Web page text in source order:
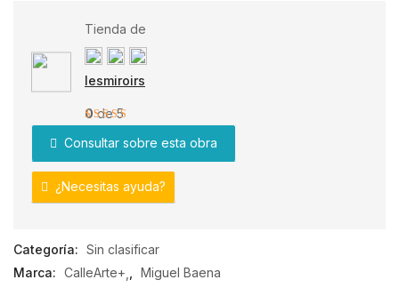
Tienda de
lesmiroirs
0de 5
Consultar sobre esta obra
¿Necesitas ayuda?
Categoría: Sin clasificar
Marca: CalleArte+ Miguel Baena